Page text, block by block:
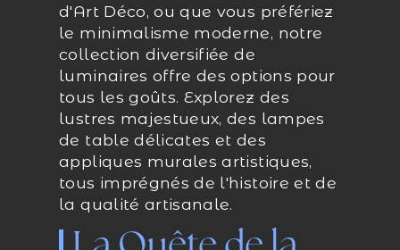
d'Art Déco, ou que vous préfériez
le minimalisme moderne, notre
collection diversifiée de
luminaires offre des options pour
tous les goûts. Explorez des
lustres majestueux, des lampes
de table délicates et des
appliques murales artistiques,
tous imprégnés de l'histoire et de
la qualité artisanale.